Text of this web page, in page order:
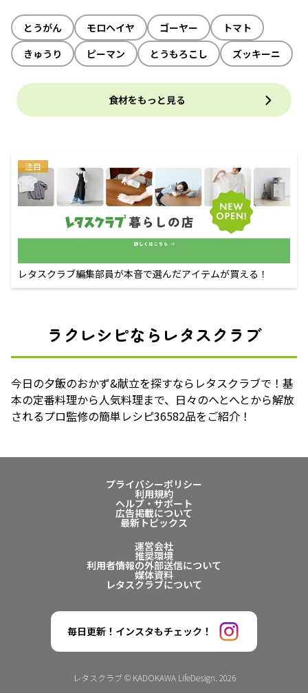
とうがん モロヘイヤ ゴーヤー
トマト
きゅうり
ピーマン とうもろこし ズッキーニ
食材をもっと見る
注目
レタスクラブ編集部員が本音で選んだアイテムが買える！
ラクレシピならレタスクラブ
今日の夕飯のおかず&献立を探すならレタスクラブで！基
本の定番料理から人気料理まで、日々のへとへとから解放
されるプロ監修の簡単レシピ36582品をご紹介！
プライバシーポリシー
利用規約
ヘルプ・サポート
広告掲載について
最新トピックス
運営会社
推奨環境
利用者情報の外部送信について
媒体資料
レタスクラブについて
毎日更新！インスタもチェック！
レタスクラブ © KADOKAWA LifeDesign. 2026